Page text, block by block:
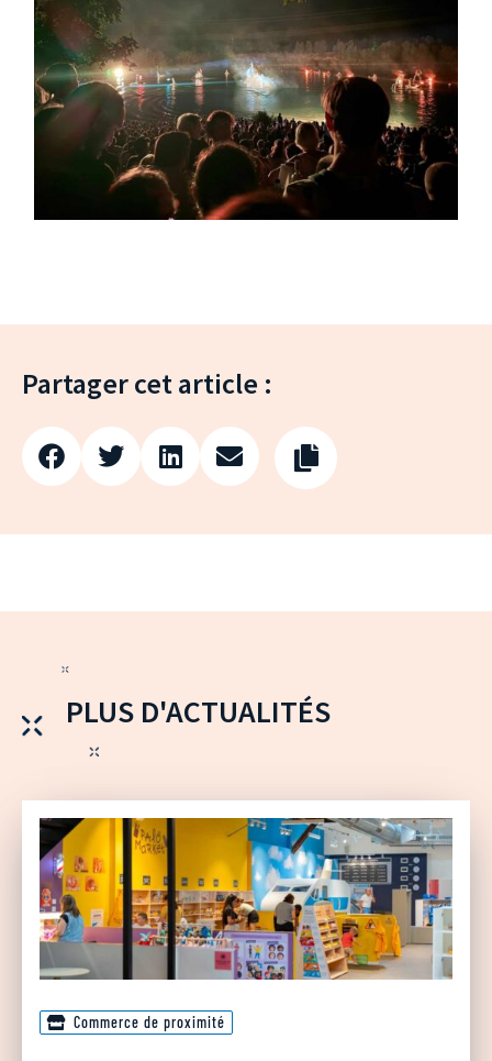
Partager cet article :
PLUS D'ACTUALITÉS
Commerce de proximité